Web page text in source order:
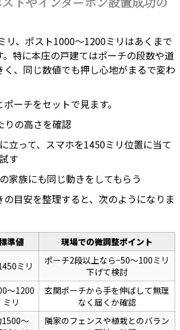
トやインターホン設置成功の
リ、ポスト1000〜1200ミリはあくまで
特に本庄の戸建てはポーチの段数や道
、同じ数値でも押し心地がまるで変わ
ーチをセットで見ます。
りの高さを確認
立って、スマホを1450ミリ位置に当て
す
家族にも同じ動きをしてもらう
目安を整理すると、次のようになりま
準値
現場での微調整ポイント
ミリ
ポーチ2段以上なら−50〜100ミリ
下げて検討
〜1200
ミリ
玄関ポーチから手を伸ばして無理
なく届くか確認
〜
隣家のフェンスや植栽とのバラン